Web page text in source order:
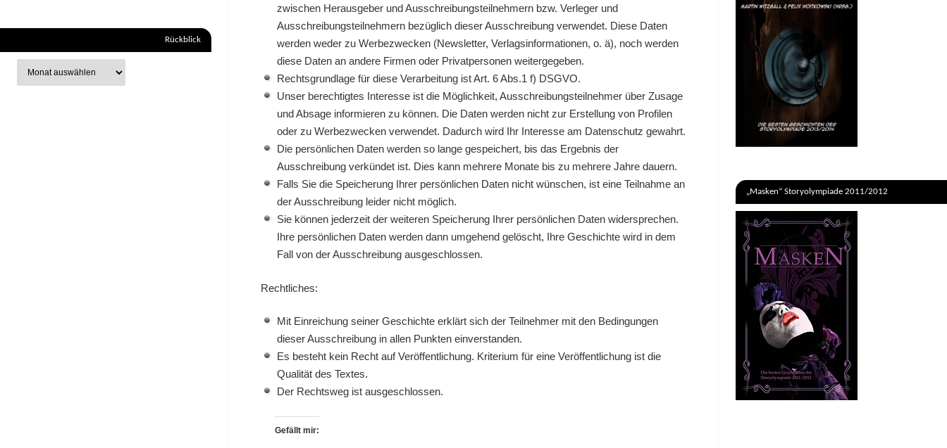
zwischen Herausgeber und Ausschreibungsteilnehmern bzw. Verleger und
Ausschreibungsteilnehmern bezüglich dieser Ausschreibung verwendet. Diese Daten
werden weder zu Werbezwecken (Newsletter, Verlagsinformationen, o. ä), noch werden
diese Daten an andere Firmen oder Privatpersonen weitergegeben.
Rechtsgrundlage für diese Verarbeitung ist Art. 6 Abs.1 f) DSGVO.
Unser berechtigtes Interesse ist die Möglichkeit, Ausschreibungsteilnehmer über Zusage
und Absage informieren zu können. Die Daten werden nicht zur Erstellung von Profilen
oder zu Werbezwecken verwendet. Dadurch wird Ihr Interesse am Datenschutz gewahrt.
Die persönlichen Daten werden so lange gespeichert, bis das Ergebnis der
Ausschreibung verkündet ist. Dies kann mehrere Monate bis zu mehrere Jahre dauern.
Falls Sie die Speicherung Ihrer persönlichen Daten nicht wünschen, ist eine Teilnahme an
der Ausschreibung leider nicht möglich.
Sie können jederzeit der weiteren Speicherung Ihrer persönlichen Daten widersprechen.
Ihre persönlichen Daten werden dann umgehend gelöscht, Ihre Geschichte wird in dem
Fall von der Ausschreibung ausgeschlossen.
Rechtliches:
Mit Einreichung seiner Geschichte erklärt sich der Teilnehmer mit den Bedingungen
dieser Ausschreibung in allen Punkten einverstanden.
Es besteht kein Recht auf Veröffentlichung. Kriterium für eine Veröffentlichung ist die
Qualität des Textes.
Der Rechtsweg ist ausgeschlossen.
Gefällt mir:
Rückblick
„Masken“ Storyolympiade 2011/2012